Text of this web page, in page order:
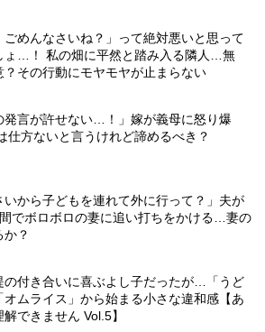
ごめんなさいね？」って絶対悪いと思って
ょ…！ 私の畑に平然と踏み入る隣人…無
？その行動にモヤモヤが止まらない
発言が許せない…！」嫁が義母に怒り爆
仕方ないと言うけれど諦めるべき？
いから子どもを連れて外に行って？」夫が
でボロボロの妻に追い打ちをかける…妻の
か？
の付き合いに喜ぶよし子だったが…「うど
オムライス」から始まる小さな違和感【あ
できません Vol.5】